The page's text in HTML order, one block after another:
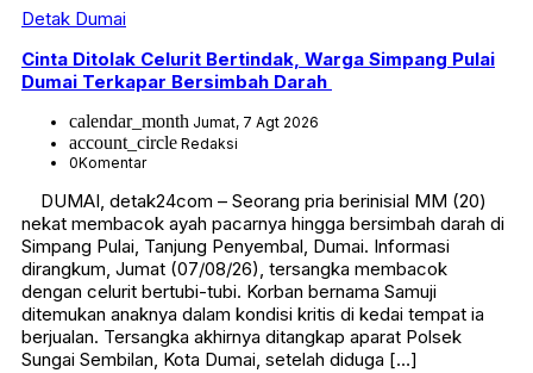
Detak Dumai
Cinta Ditolak Celurit Bertindak, Warga Simpang Pulai
Dumai Terkapar Bersimbah Darah
calendar_month Jumat, 7 Agt 2026
account_circle Redaksi
0Komentar
DUMAI, detak24com – Seorang pria berinisial MM (20)
nekat membacok ayah pacarnya hingga bersimbah darah di
Simpang Pulai, Tanjung Penyembal, Dumai. Informasi
dirangkum, Jumat (07/08/26), tersangka membacok
dengan celurit bertubi-tubi. Korban bernama Samuji
ditemukan anaknya dalam kondisi kritis di kedai tempat ia
berjualan. Tersangka akhirnya ditangkap aparat Polsek
Sungai Sembilan, Kota Dumai, setelah diduga […]